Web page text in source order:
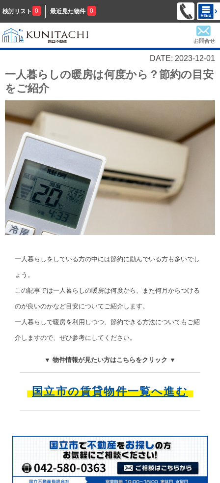
検討リスト 0 最近見た物件 0
お問合せ
DATE: 2023-12-01
一人暮らしの暖房は何度から？節約の目安
をご紹介
一人暮らしをしている方の中には節約に励んでいる方も多いでし
ょう。
この記事では一人暮らしの暖房は何度から、また何月からつける
のが良いのかなど目安についてご紹介します。
一人暮らしで暖房を利用しつつ、節約できる方法についてもご紹
介しますので、ぜひ参考にしてください。
▼ 物件情報が見たい方はこちらをクリック ▼
国立市の賃貸物件一覧へ進む